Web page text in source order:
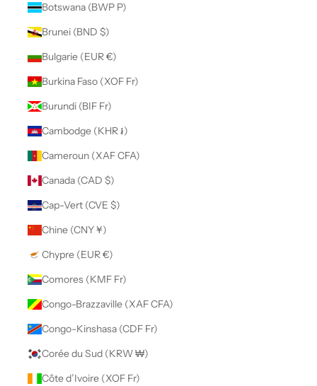
Botswana (BWP P)
Brunei (BND $)
Bulgarie (EUR €)
Burkina Faso (XOF Fr)
Burundi (BIF Fr)
Cambodge (KHR ៛)
Cameroun (XAF CFA)
Canada (CAD $)
Cap-Vert (CVE $)
Chine (CNY ¥)
Chypre (EUR €)
Comores (KMF Fr)
Congo-Brazzaville (XAF CFA)
Congo-Kinshasa (CDF Fr)
Corée du Sud (KRW ₩)
Côte d’Ivoire (XOF Fr)